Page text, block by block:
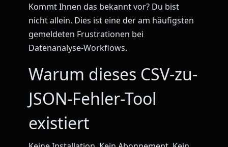
Kommt Ihnen das bekannt vor? Du bist
nicht allein. Dies ist eine der am häufigsten
gemeldeten Frustrationen bei
Datenanalyse-Workflows.
Warum dieses CSV-zu-
JSON-Fehler-Tool
existiert